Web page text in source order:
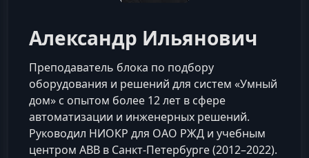
Александр Ильянович
Преподаватель блока по подбору
оборудования и решений для систем «Умный
дом» с опытом более 12 лет в сфере
автоматизации и инженерных решений.
Руководил НИОКР для ОАО РЖД и учебным
центром ABB в Санкт-Петербурге (2012–2022).